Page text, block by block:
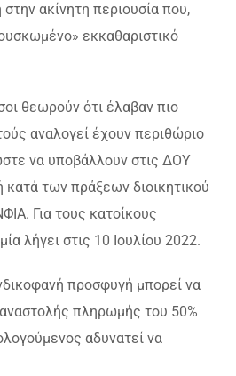
ακίνητη περιουσία που,
εκκαθαριστικό
θεωρούν ότι έλαβαν πιο
αναλογεί έχουν περιθώριο
να υποβάλλουν στις ΔΟΥ
των πράξεων διοικητικού
Για τους κατοίκους
λήγει στις 10 Ιουλίου 2022.
προσφυγή μπορεί να
αναστολής πληρωμής του 50%
αδυνατεί να